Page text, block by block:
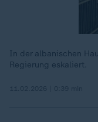
In der albanischen
Regierung eskaliert.